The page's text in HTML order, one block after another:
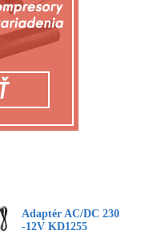
Adaptér AC/DC 230
-12V KD1255